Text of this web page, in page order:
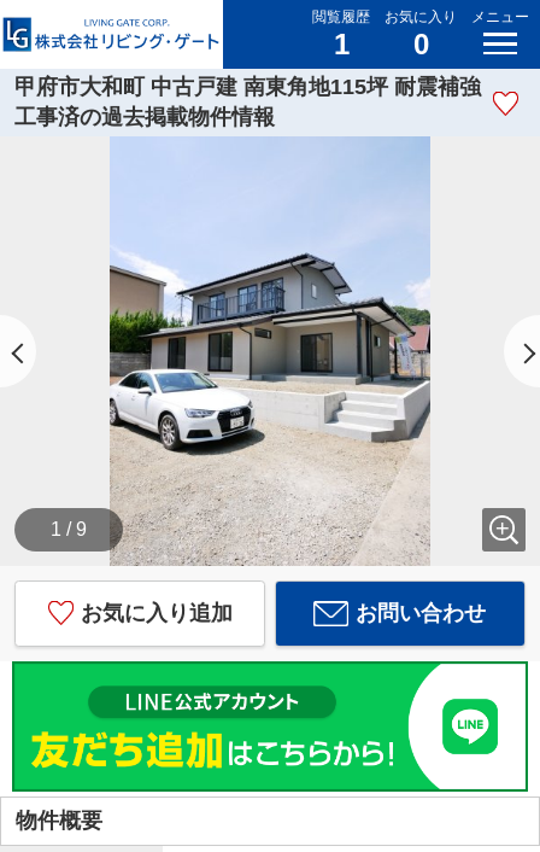
閲覧履歴
1
お気に入り
0
メニュー
甲府市大和町 中古戸建 南東角地115坪 耐震補強
工事済の過去掲載物件情報
1 / 9
お気に入り追加 お問い合わせ
物件概要